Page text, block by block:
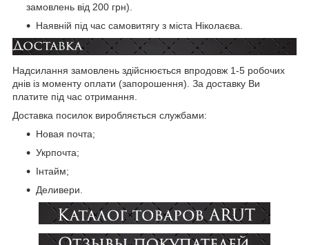
замовлень від 200 грн).
Наявній під час самовитягу з міста Ніколаєва.
Надсилання замовлень здійснюється впродовж 1-5 робочих
днів із моменту оплати (запорошення). За доставку Ви
платите під час отримання.
Доставка посилок виробляється службами:
Новая почта;
Укрпочта;
Інтайм;
Деливери.